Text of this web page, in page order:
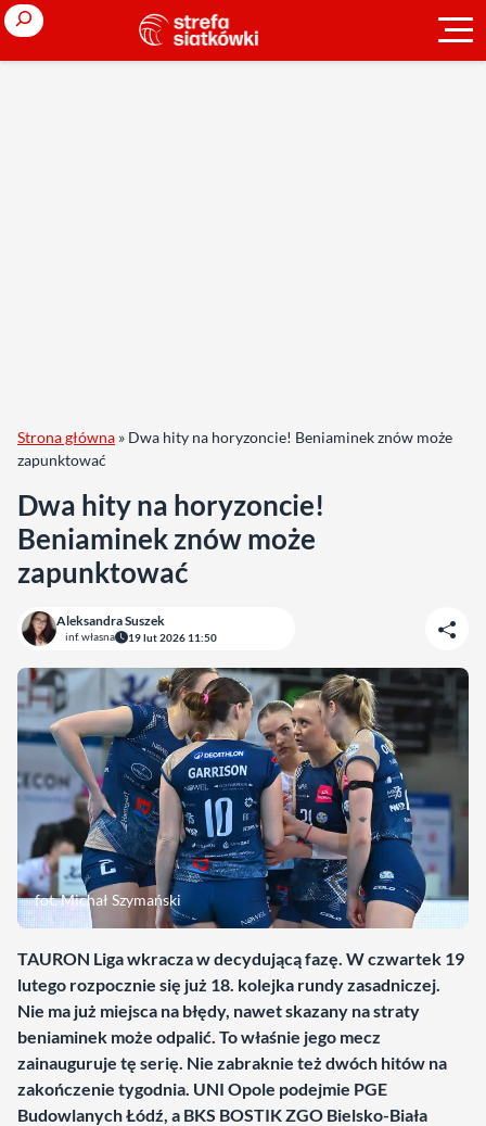
Search
Strona główna » Dwa hity na horyzoncie! Beniaminek znów może
zapunktować
Dwa hity na horyzoncie!
Beniaminek znów może
zapunktować
Aleksandra Suszek
inf. własna 19 lut 2026 11:50
fot. Michał Szymański
TAURON Liga wkracza w decydującą fazę. W czwartek 19
lutego rozpocznie się już 18. kolejka rundy zasadniczej.
Nie ma już miejsca na błędy, nawet skazany na straty
beniaminek może odpalić. To właśnie jego mecz
zainauguruje tę serię. Nie zabraknie też dwóch hitów na
zakończenie tygodnia. UNI Opole podejmie PGE
Budowlanych Łódź, a BKS BOSTIK ZGO Bielsko-Biała